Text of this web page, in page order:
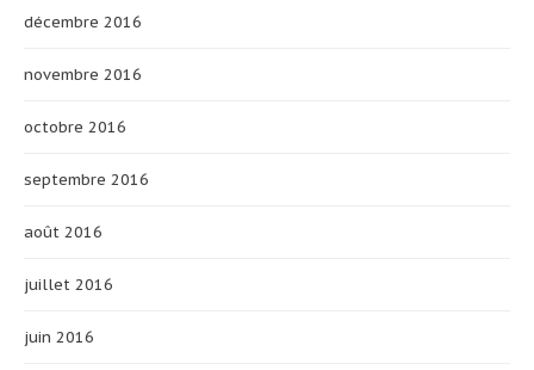
décembre 2016
novembre 2016
octobre 2016
septembre 2016
août 2016
juillet 2016
juin 2016